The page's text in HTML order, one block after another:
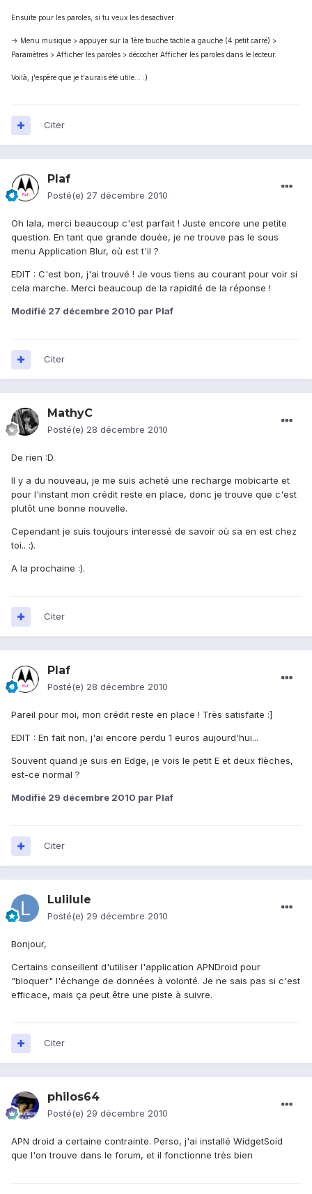
Ensuite pour les paroles, si tu veux les desactiver:
-> Menu musique > appuyer sur la 1ère touche tactile a gauche (4 petit carré) >
Paramètres > Afficher les paroles > décocher Afficher les paroles dans le lecteur.
Voilà, j'espère que je t'aurais été utile... :)
Citer
Plaf
Posté(e) 27 décembre 2010
Oh lala, merci beaucoup c'est parfait ! Juste encore une petite
question. En tant que grande douée, je ne trouve pas le sous
menu Application Blur, où est t'il ?
EDIT : C'est bon, j'ai trouvé ! Je vous tiens au courant pour voir si
cela marche. Merci beaucoup de la rapidité de la réponse !
Modifié 27 décembre 2010 par Plaf
Citer
MathyC
Posté(e) 28 décembre 2010
De rien :D.
Il y a du nouveau, je me suis acheté une recharge mobicarte et
pour l'instant mon crédit reste en place, donc je trouve que c'est
plutôt une bonne nouvelle.
Cependant je suis toujours interessé de savoir où sa en est chez
toi.. :).
A la prochaine :).
Citer
Plaf
Posté(e) 28 décembre 2010
Pareil pour moi, mon crédit reste en place ! Très satisfaite :]
EDIT : En fait non, j'ai encore perdu 1 euros aujourd'hui...
Souvent quand je suis en Edge, je vois le petit E et deux flèches,
est-ce normal ?
Modifié 29 décembre 2010 par Plaf
Citer
Lulilule
Posté(e) 29 décembre 2010
Bonjour,
Certains conseillent d'utiliser l'application APNDroid pour
"bloquer" l'échange de données à volonté. Je ne sais pas si c'est
efficace, mais ça peut être une piste à suivre.
Citer
philos64
Posté(e) 29 décembre 2010
APN droid a certaine contrainte. Perso, j'ai installé WidgetSoid
que l'on trouve dans le forum, et il fonctionne très bien